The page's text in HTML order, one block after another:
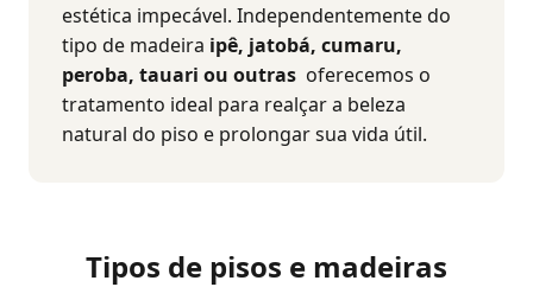
estética impecável. Independentemente do
tipo de madeira ipê, jatobá, cumaru,
peroba, tauari ou outras oferecemos o
tratamento ideal para realçar a beleza
natural do piso e prolongar sua vida útil.
Tipos de pisos e madeiras